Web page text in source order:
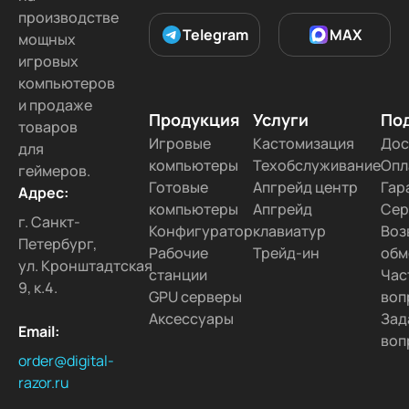
ПК в рассрочку
ПК в кредит
1 ТБ SSD
16 ГБ RAM
32 ГБ RAM
Черного цвета
Подобрать под игру
производстве
мощных
игровых
компьютеров
и продаже
товаров
для
геймеров.
Адрес:
г. Санкт-
Петербург,
ул. Кронштадтская
9, к.4.
Email:
order@digital-
razor.ru
Telegram MAX
Продукция
Игровые
компьютеры
Готовые
компьютеры
Конфигуратор
Рабочие
станции
GPU серверы
Аксессуары
Услуги
Кастомизация
Техобслуживание
Апгрейд центр
Апгрейд
клавиатур
Трейд-ин